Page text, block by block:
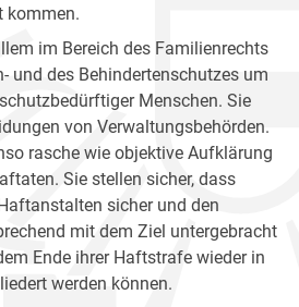
kommen.
im Bereich des Familienrechts
und des Behindertenschutzes um
Menschen. Sie
von Verwaltungsbehörden.
rasche wie objektive Aufklärung
Sie stellen sicher, dass
sicher und den
mit dem Ziel untergebracht
Ende ihrer Haftstrafe wieder in
werden können.